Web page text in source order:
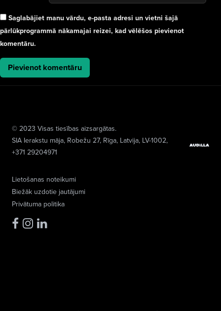
Saglabājiet manu vārdu, e-pasta adresi un vietni šajā
pārlūkprogrammā nākamajai reizei, kad vēlēšos pievienot
komentāru.
Lietošanas noteikumi
Biežāk uzdotie jautājumi
Privātuma politika
© 2023 Visas tiesības aizsargātas.
SIA Ierakstu māja, Robežu 27, Rīga, Latvija, LV-1002,
+371 29204971